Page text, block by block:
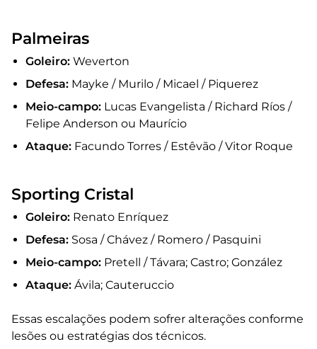
Palmeiras
Goleiro: Weverton
Defesa: Mayke / Murilo / Micael / Piquerez
Meio-campo: Lucas Evangelista / Richard Ríos /
Felipe Anderson ou Maurício
Ataque: Facundo Torres / Estêvão / Vitor Roque
Sporting Cristal
Goleiro: Renato Enríquez
Defesa: Sosa / Chávez / Romero / Pasquini
Meio-campo: Pretell / Távara; Castro; González
Ataque: Ávila; Cauteruccio
Essas escalações podem sofrer alterações conforme
lesões ou estratégias dos técnicos.